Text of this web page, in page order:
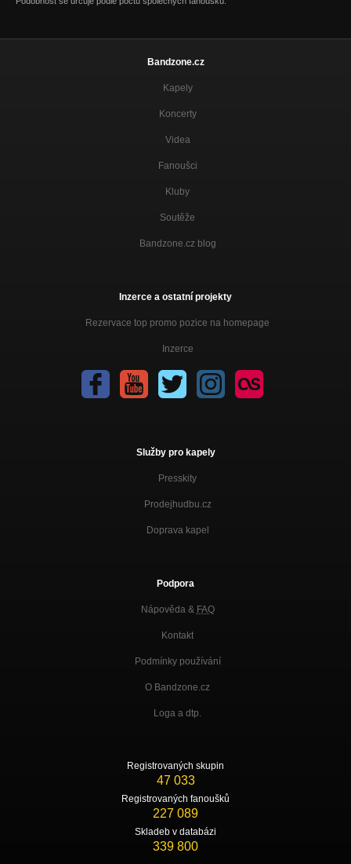
Bandzone.cz
Kapely
Koncerty
Videa
Fanoušci
Kluby
Soutěže
Bandzone.cz blog
Inzerce a ostatní projekty
Rezervace top promo pozice na homepage
Inzerce
Služby pro kapely
Presskity
Prodejhudbu.cz
Doprava kapel
Podpora
Nápověda & FAQ
Kontakt
Podmínky používání
O Bandzone.cz
Loga a dtp.
Registrovaných skupin
47 033
Registrovaných fanoušků
227 089
Skladeb v databázi
339 800